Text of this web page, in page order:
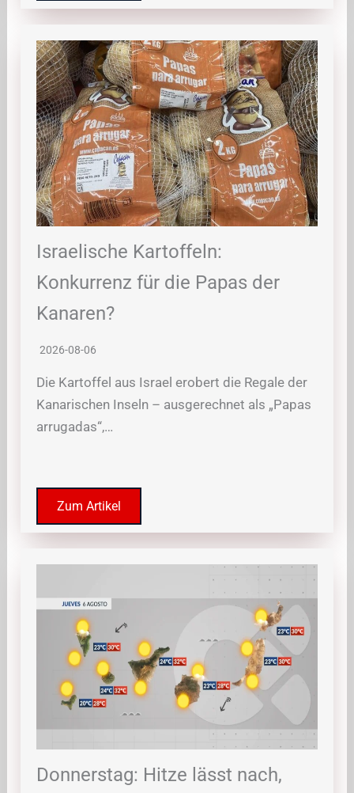
Israelische Kartoffeln:
Konkurrenz für die Papas der
Kanaren?
2026-08-06
Die Kartoffel aus Israel erobert die Regale der
Kanarischen Inseln – ausgerechnet als „Papas
arrugadas“,…
Zum Artikel
Donnerstag: Hitze lässt nach,